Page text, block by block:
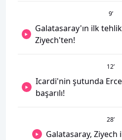
9’
Galatasaray'ın ilk
Ziyech'ten!
12’
Icardi'nin şutunda
başarılı!
28’
Galatasaray, Ziyech